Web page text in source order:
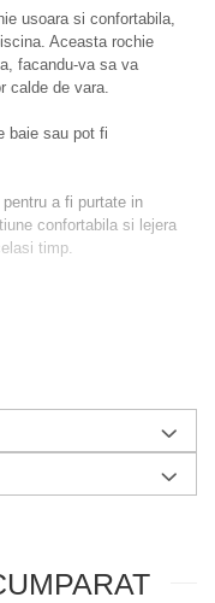
usoara si confortabila,
Aceasta rochie
facandu-va sa va
calde de vara.
baie sau pot fi
a fi purtate in
confortabila si lejera
timp.